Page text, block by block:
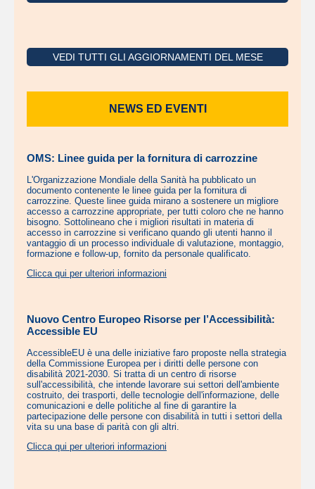
VEDI TUTTI GLI AGGIORNAMENTI DEL MESE
NEWS ED EVENTI
OMS: Linee guida per la fornitura di carrozzine
L'Organizzazione Mondiale della Sanità ha pubblicato un
documento contenente le linee guida per la fornitura di
carrozzine. Queste linee guida mirano a sostenere un migliore
accesso a carrozzine appropriate, per tutti coloro che ne hanno
bisogno. Sottolineano che i migliori risultati in materia di
accesso in carrozzine si verificano quando gli utenti hanno il
vantaggio di un processo individuale di valutazione, montaggio,
formazione e follow-up, fornito da personale qualificato.
Clicca qui per ulteriori informazioni
Nuovo Centro Europeo Risorse per l’Accessibilità:
Accessible EU
AccessibleEU è una delle iniziative faro proposte nella strategia
della Commissione Europea per i diritti delle persone con
disabilità 2021-2030. Si tratta di un centro di risorse
sull'accessibilità, che intende lavorare sui settori dell'ambiente
costruito, dei trasporti, delle tecnologie dell'informazione, delle
comunicazioni e delle politiche al fine di garantire la
partecipazione delle persone con disabilità in tutti i settori della
vita su una base di parità con gli altri.
Clicca qui per ulteriori informazioni